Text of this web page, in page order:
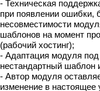
- Техническая
при появлении ошибки,
несовместимости
шаблонов на момент
(рабочий хостинг);
- Адаптация модуля
нестандартный шаблон
- Автор модуля
изменение в настоящее